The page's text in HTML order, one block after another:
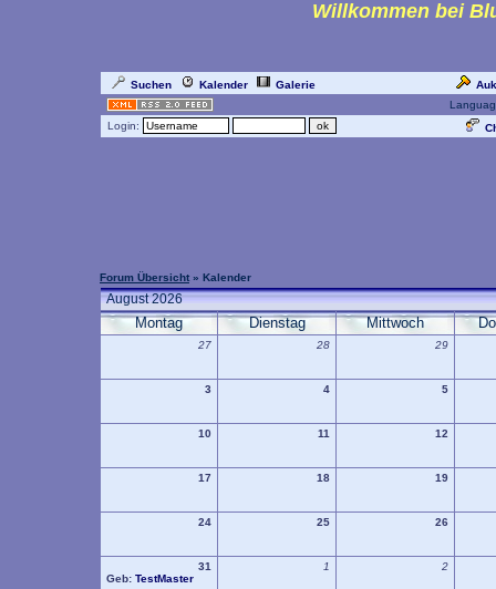
Willkommen bei
Suchen Kalender Galerie
Login:
Forum Übersicht » Kalender
August 2026
Montag Dienstag Mittwoch
27 28 29
3 4 5
10 11 12
17 18 19
24 25 26
31
Geb: TestMaster
1 2